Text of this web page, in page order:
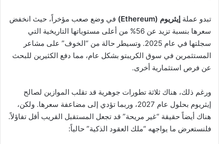
تبدو عملة إيثريوم (Ethereum)
في وضع صعب مؤخراً، حيث انخفض
سعرها بنسبة تزيد عن 56% من أعلى مستوياتها التاريخية التي
سجلتها في عام 2025. وتسيطر حالة من “الخوف” على مشاعر
المستثمرين في سوق الكريبتو بشكل عام، مما دفع الكثيرين للبحث
عن فرص استثمارية أخرى.
ورغم ذلك، هناك ثلاثة تطورات جوهرية قد تقلب الموازين لصالح
إيثريوم بحلول عام 2027، وربما تؤدي إلى مضاعفة سعرها. ولكن،
هناك أيضاً حقيقة “غير مريحة” قد تجعل المستقبل القريب أقل تفاؤلاً.
فلنستعرض ما يواجهه “ملك العقود الذكية” حالياً: